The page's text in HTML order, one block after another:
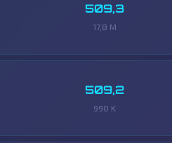
509,3
17,8 M
509,2
990 K